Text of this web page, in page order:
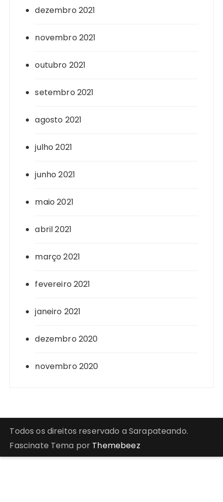
dezembro 2021
novembro 2021
outubro 2021
setembro 2021
agosto 2021
julho 2021
junho 2021
maio 2021
abril 2021
março 2021
fevereiro 2021
janeiro 2021
dezembro 2020
novembro 2020
Todos os direitos reservado a Sarapateando.
Fascinate Tema por Themebeez